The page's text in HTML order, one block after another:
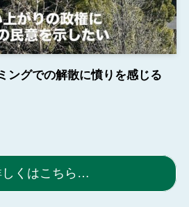
ングでの解散に憤りを感じる
しくはこちら…